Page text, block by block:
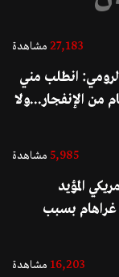
27,183 مشاهدة
انطلب مني
من الإنفجار...ولا
5,985 مشاهدة
المؤيد
غراهام بسبب
16,203 مشاهدة